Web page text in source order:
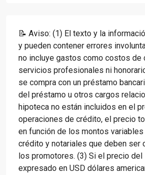
📝 Aviso: (1) El texto y la
y pueden contener errores
no incluye gastos como costos de
servicios profesionales ni
se compra con un préstamo
del préstamo u otros cargos
hipoteca no están incluidos en el
operaciones de crédito, el precio
en función de los montos
crédito y notariales que deben ser
los promotores. (3) Si el precio
expresado en USD dólares